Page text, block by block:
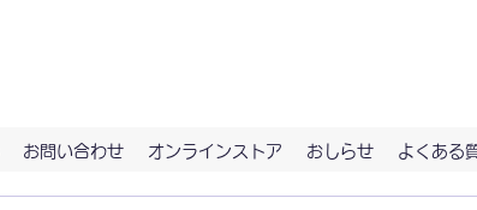
お問い合わせ オンラインストア おしらせ よくある